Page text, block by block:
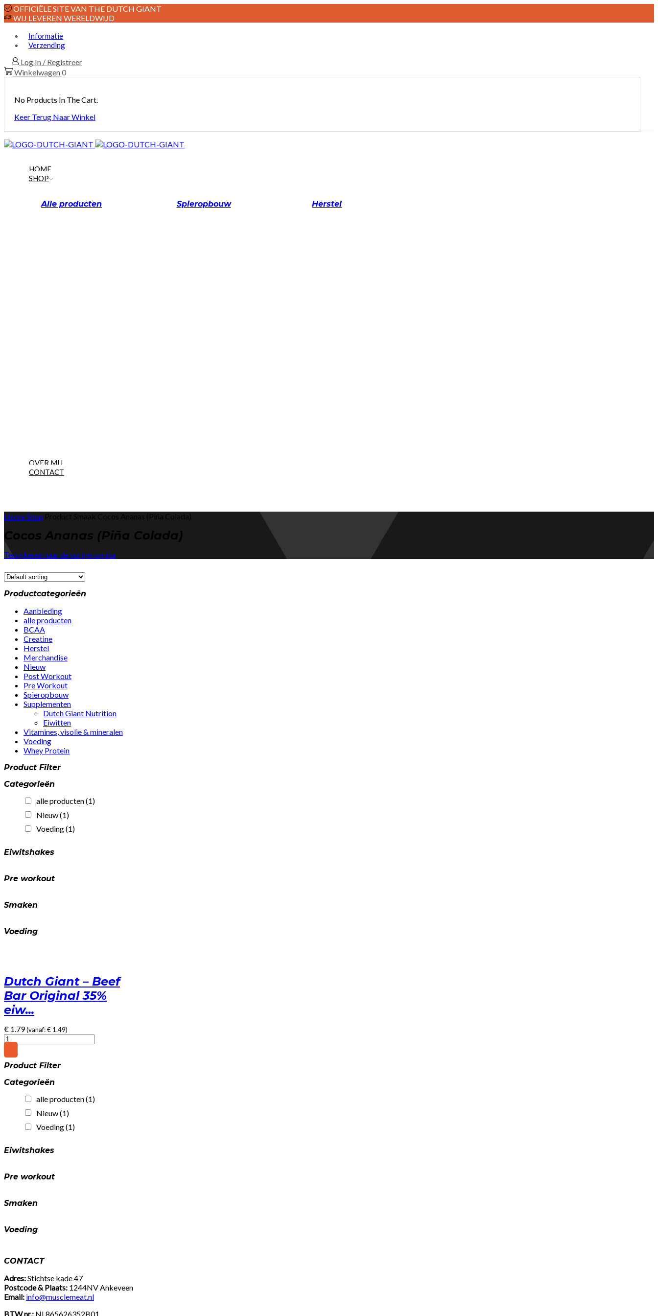
OFFICIËLE SITE VAN THE DUTCH GIANT
WIJ LEVEREN WERELDWIJD
Informatie
Verzending
Log In / Registreer
Winkelwagen0
No Products In The Cart.
Keer Terug Naar Winkel
HOME
SHOP
Alle producten Spieropbouw Herstel
OVER MIJ
CONTACT
HomeShop Product Smaak Cocos Ananas (Piña Colada)
Cocos Ananas (Piña Colada)
Terugkeren naar de vorige pagina
Productcategorieën
Aanbieding
alle producten
BCAA
Creatine
Herstel
Merchandise
Nieuw
Post Workout
Pre Workout
Spieropbouw
Supplementen
Dutch Giant Nutrition
Eiwitten
Vitamines, visolie & mineralen
Voeding
Whey Protein
Product Filter
Categorieën
alle producten(1)
Nieuw(1)
Voeding(1)
Eiwitshakes
Pre workout
Smaken
Voeding
Dutch Giant – Beef
Bar Original 35%
eiw...
€ 1.79(vanaf:€ 1.49)
Dutch
Giant
-
Beef
Original
quantity
Product Filter
Categorieën
alle producten(1)
Nieuw(1)
Voeding(1)
Eiwitshakes
Pre workout
Smaken
Voeding
CONTACT
Adres:Stichtse kade 47
Postcode & Plaats: 1244NV Ankeveen
Email: info@musclemeat.nl
BTW nr.: NL865626352B01